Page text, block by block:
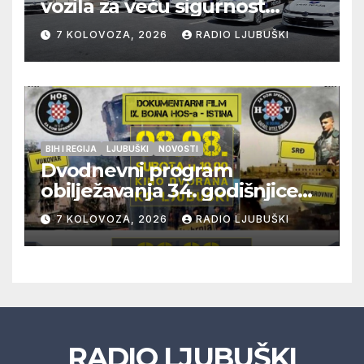
vozila za veću sigurnost
građana i učinkovitiji rad
policije
7 KOLOVOZA, 2026 RADIO LJUBUŠKI
BIH I REGIJA LJUBUŠKI NOVOSTI
Dvodnevni program
obilježavanja 34. godišnjice
pogibije generala Blaža
Kraljevića i osmorice
pripadnika HOS-a
7 KOLOVOZA, 2026 RADIO LJUBUŠKI